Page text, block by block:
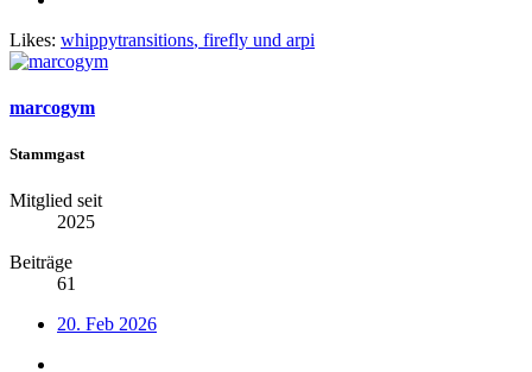
Likes: whippytransitions, firefly und arpi
marcogym
Stammgast
Mitglied seit
2025
Beiträge
61
20. Feb 2026